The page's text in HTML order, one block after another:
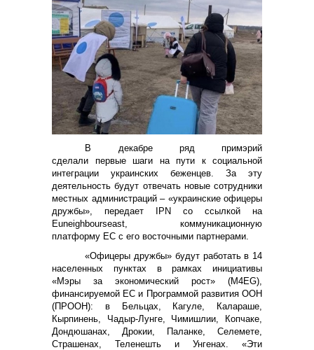
В декабре ряд примэрий
сделали первые шаги на пути к социальной
интеграции украинских беженцев. За эту
деятельность будут отвечать новые сотрудники
местных администраций – «украинские офицеры
дружбы», передает IPN со ссылкой на
Euneighbourseast, коммуникационную
платформу ЕС с его восточными партнерами.
«Офицеры дружбы» будут работать в 14
населенных пунктах в рамках инициативы
«Мэры за экономический рост» (M4EG),
финансируемой ЕС и Программой развития ООН
(ПРООН): в Бельцах, Кагуле, Калараше,
Кырпинень, Чадыр-Лунге, Чимишлии, Копчаке,
Дондюшанах, Дрокии, Паланке, Селемете,
Страшенах, Теленешть и Унгенах. «Эти